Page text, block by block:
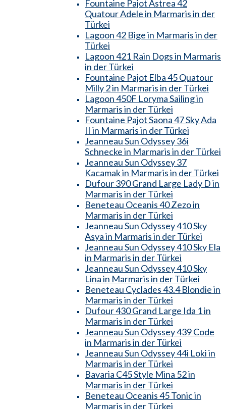
Fountaine Pajot Astrea 42
Quatour Adele in Marmaris in der
Türkei
Lagoon 42 Bige in Marmaris in der
Türkei
Lagoon 421 Rain Dogs in Marmaris
in der Türkei
Fountaine Pajot Elba 45 Quatour
Milly 2 in Marmaris in der Türkei
Lagoon 450F Loryma Sailing in
Marmaris in der Türkei
Fountaine Pajot Saona 47 Sky Ada
II in Marmaris in der Türkei
Jeanneau Sun Odyssey 36i
Schnecke in Marmaris in der Türkei
Jeanneau Sun Odyssey 37
Kacamak in Marmaris in der Türkei
Dufour 390 Grand Large Lady D in
Marmaris in der Türkei
Beneteau Oceanis 40 Zezo in
Marmaris in der Türkei
Jeanneau Sun Odyssey 410 Sky
Asya in Marmaris in der Türkei
Jeanneau Sun Odyssey 410 Sky Ela
in Marmaris in der Türkei
Jeanneau Sun Odyssey 410 Sky
Lina in Marmaris in der Türkei
Beneteau Cyclades 43.4 Blondie in
Marmaris in der Türkei
Dufour 430 Grand Large Ida 1 in
Marmaris in der Türkei
Jeanneau Sun Odyssey 439 Code
in Marmaris in der Türkei
Jeanneau Sun Odyssey 44i Loki in
Marmaris in der Türkei
Bavaria C45 Style Mina 52 in
Marmaris in der Türkei
Beneteau Oceanis 45 Tonic in
Marmaris in der Türkei